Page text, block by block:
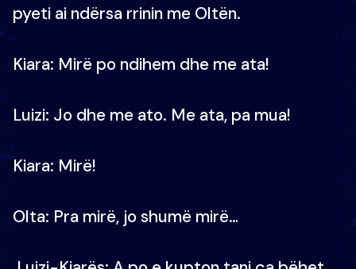
pyeti ai ndërsa rrinin me Oltën.
Kiara: Mirë po ndihem dhe me ata!
Luizi: Jo dhe me ato. Me ata, pa mua!
Kiara: Mirë!
Olta: Pra mirë, jo shumë mirë…